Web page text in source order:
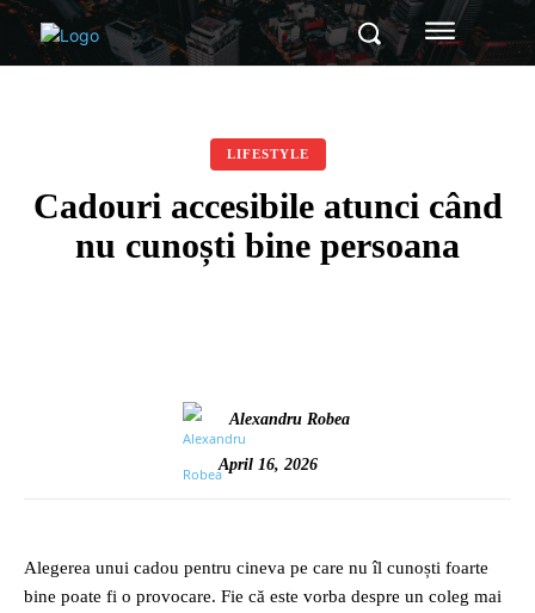
LIFESTYLE
Cadouri accesibile atunci când
nu cunoști bine persoana
Alexandru Robea
April 16, 2026
Alegerea unui cadou pentru cineva pe care nu îl cunoști foarte
bine poate fi o provocare. Fie că este vorba despre un coleg mai